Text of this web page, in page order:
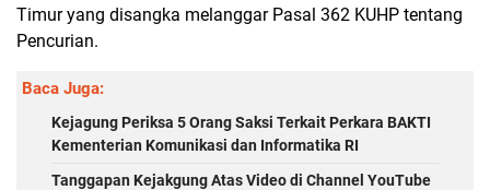
Timur yang disangka melanggar Pasal 362 KUHP tentang
Pencurian.
Baca Juga:
Kejagung Periksa 5 Orang Saksi Terkait Perkara BAKTI
Kementerian Komunikasi dan Informatika RI
Tanggapan Kejakgung Atas Video di Channel YouTube